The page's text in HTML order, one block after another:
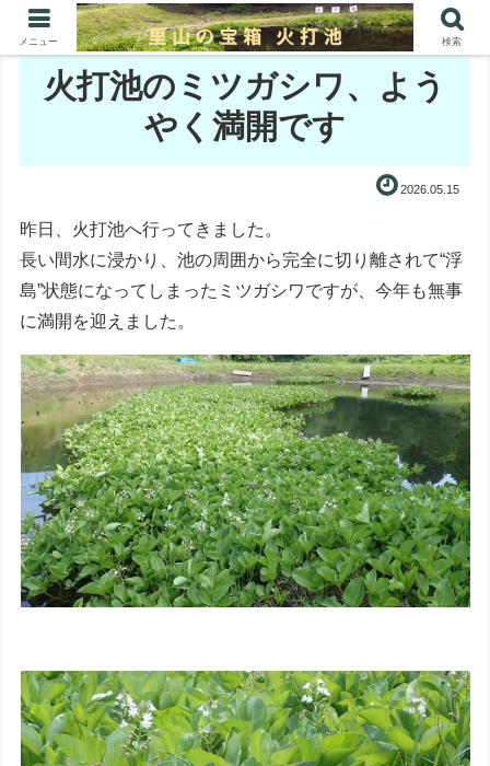
火打池のミツガシワ、よう
やく満開です
2026.05.15
昨日、火打池へ行ってきました。
長い間水に浸かり、池の周囲から完全に切り離されて“浮
島”状態になってしまったミツガシワですが、今年も無事
に満開を迎えました。
メニュー 検索